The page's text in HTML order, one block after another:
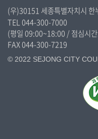
(우)30151 세종특별자치시
TEL044-300-7000
(평일 09:00~18:00 / 점심시
FAX 044-300-7219
© 2022 SEJONG CITY